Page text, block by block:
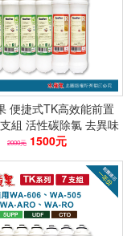
便捷式TK高效能前置
組 活性碳除氯 去異味
附 快速到貨 可刷卡分期
2000元 1500元